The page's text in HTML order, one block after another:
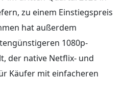
zu einem Einstiegspreis
hat außerdem
1080p-
der native Netflix- und
Käufer mit einfacheren